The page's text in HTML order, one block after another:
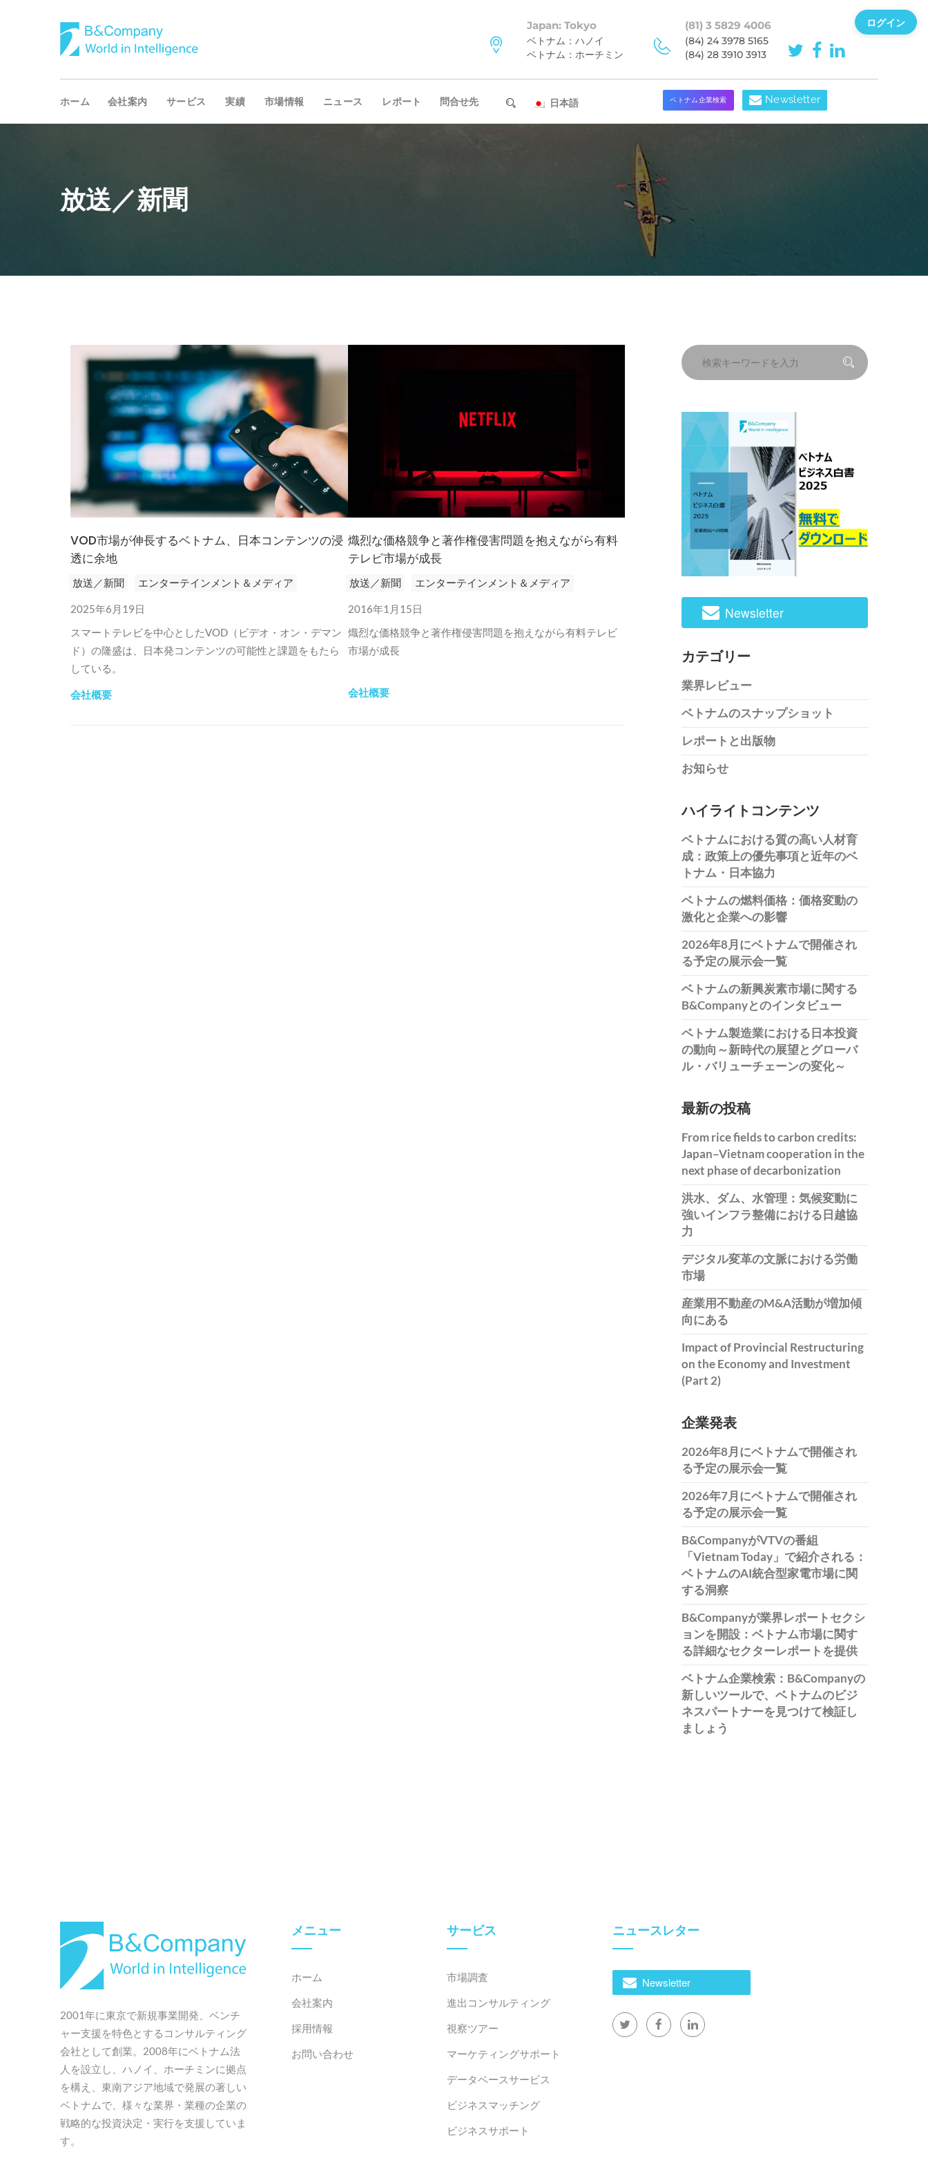
Japan: Tokyo
ベトナム：ハノイ
ベトナム：ホーチミン
(81) 3 5829 4006
(84) 24 3978 5165
(84) 28 3910 3913
ホーム 会社案内 サービス 実績 市場情報 ニュース レポート 問合せ先 日本語 ベトナム企業検索 Newsletter
放送／新聞
VOD市場が伸長するベトナム、日本コンテンツの浸
透に余地
放送／新聞 エンターテインメント＆メディア
2025年6月19日
スマートテレビを中心としたVOD（ビデオ・オン・デマン
ド）の隆盛は、日本発コンテンツの可能性と課題をもたら
している。
会社概要
熾烈な価格競争と著作権侵害問題を抱えながら有料
テレビ市場が成長
放送／新聞 エンターテインメント＆メディア
2016年1月15日
熾烈な価格競争と著作権侵害問題を抱えながら有料テレビ
市場が成長
会社概要
Newsletter
カテゴリー
業界レビュー
ベトナムのスナップショット
レポートと出版物
お知らせ
ハイライトコンテンツ
ベトナムにおける質の高い人材育
成：政策上の優先事項と近年のベ
トナム・日本協力
ベトナムの燃料価格：価格変動の
激化と企業への影響
2026年8月にベトナムで開催され
る予定の展示会一覧
ベトナムの新興炭素市場に関する
B&Companyとのインタビュー
ベトナム製造業における日本投資
の動向～新時代の展望とグローバ
ル・バリューチェーンの変化～
最新の投稿
From rice fields to carbon credits:
Japan–Vietnam cooperation in the
next phase of decarbonization
洪水、ダム、水管理：気候変動に
強いインフラ整備における日越協
力
デジタル変革の文脈における労働
市場
産業用不動産のM&A活動が増加傾
向にある
Impact of Provincial Restructuring
on the Economy and Investment
(Part 2)
企業発表
2026年8月にベトナムで開催され
る予定の展示会一覧
2026年7月にベトナムで開催され
る予定の展示会一覧
B&CompanyがVTVの番組
「Vietnam Today」で紹介される：
ベトナムのAI統合型家電市場に関
する洞察
B&Companyが業界レポートセクシ
ョンを開設：ベトナム市場に関す
る詳細なセクターレポートを提供
ベトナム企業検索：B&Companyの
新しいツールで、ベトナムのビジ
ネスパートナーを見つけて検証し
ましょう
2001年に東京で新規事業開発、ベンチ
ャー支援を特色とするコンサルティング
会社として創業。2008年にベトナム法
人を設立し、ハノイ、ホーチミンに拠点
を構え、東南アジア地域で発展の著しい
ベトナムで、様々な業界・業種の企業の
戦略的な投資決定・実行を支援していま
す。
メニュー
ホーム
会社案内
採用情報
お問い合わせ
サービス
市場調査
進出コンサルティング
視察ツアー
マーケティングサポート
データベースサービス
ビジネスマッチング
ビジネスサポート
ニュースレター
Newsletter
ログイン